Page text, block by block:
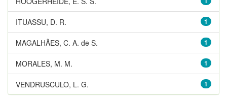
1
ITUASSU, D. R.
1
MAGALHÃES, C. A. de S.
1
MORALES, M. M.
1
VENDRUSCULO, L. G.